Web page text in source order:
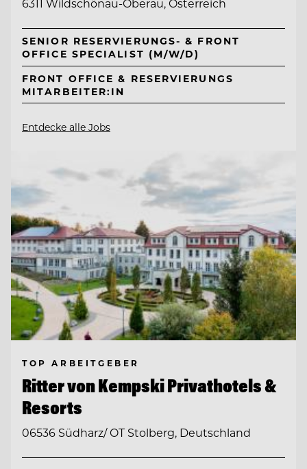
6311 Wildschönau-Oberau, Österreich
SENIOR RESERVIERUNGS- & FRONT
OFFICE SPECIALIST (M/W/D)
FRONT OFFICE & RESERVIERUNGS
MITARBEITER:IN
Entdecke alle Jobs
TOP ARBEITGEBER
Ritter von Kempski Privathotels &
Resorts
06536 Südharz/ OT Stolberg, Deutschland